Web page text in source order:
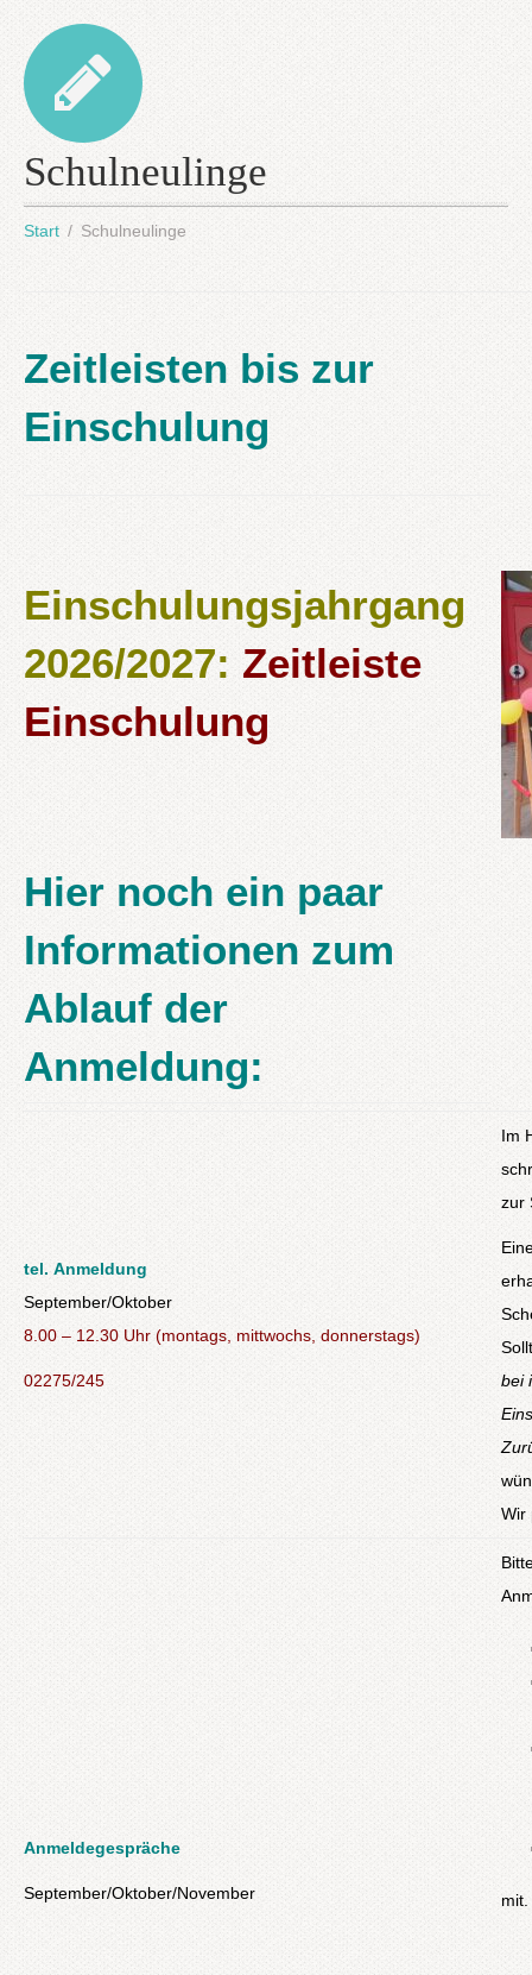
Schulneulinge
Start Schulneulinge
Zeitleisten bis zur
Einschulung
Einschulungsjahrgang
2026/2027: Zeitleiste
Einschulung
Hier noch ein paar
Informationen zum
Ablauf der
Anmeldung:
tel. Anmeldung
September/Oktober
8.00 – 12.30 Uhr (montags, mittwochs, donnerstags)
02275/245
Im
zur
bei
Wir
Anmeldegespräche
September/Oktober/November mit.